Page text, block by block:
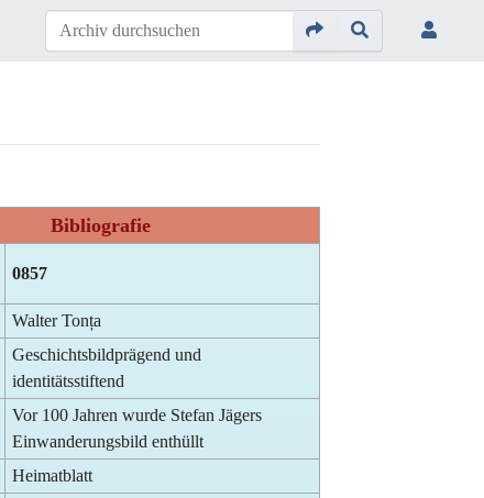
Bibliografie
0857
Walter Tonța
Geschichtsbildprägend und
identitätsstiftend
Vor 100 Jahren wurde Stefan Jägers
Einwanderungsbild enthüllt
Heimatblatt